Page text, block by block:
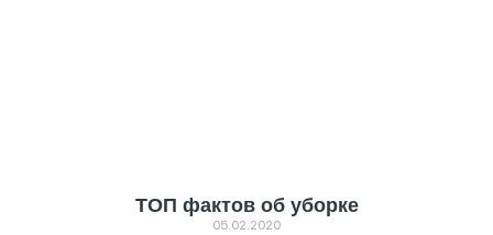
ТОП фактов об уборке
05.02.2020